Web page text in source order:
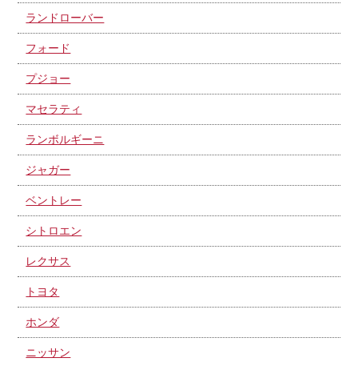
ランドローバー
フォード
プジョー
マセラティ
ランボルギーニ
ジャガー
ベントレー
シトロエン
レクサス
トヨタ
ホンダ
ニッサン